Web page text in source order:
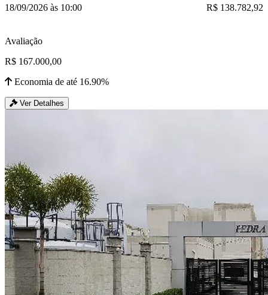
18/09/2026 às 10:00
R$ 138.782,92
Avaliação
R$ 167.000,00
Economia de até 16.90%
Ver Detalhes